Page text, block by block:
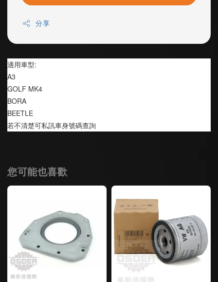
分享
適用車型:
A3
GOLF MK4
BORA
BEETLE
若不清楚可私訊車身號碼查詢
您可能也喜歡